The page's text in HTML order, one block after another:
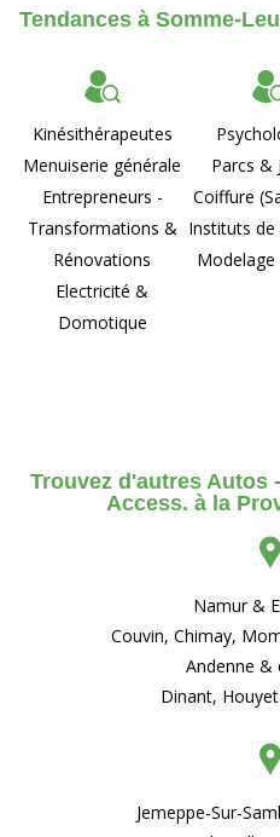
Tendances à Somme-
Kinésithérapeutes
Menuiserie générale
Entrepreneurs -
Transformations &
Rénovations
Electricité &
Domotique
Parcs &
Coiffure
Instituts
Modelage
Trouvez d'autres Autos
Access. à la
Namur &
Couvin, Chimay,
Andenne &
Dinant,
Jemeppe-Sur-